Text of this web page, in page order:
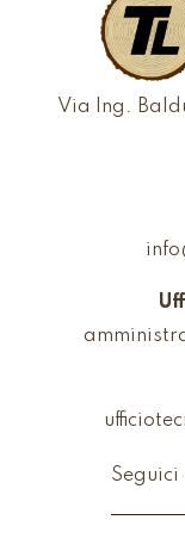
Via Ing.
Seguici